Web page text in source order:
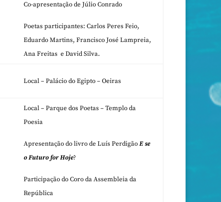
Co-apresentação de Júlio Conrado
Poetas participantes: Carlos Peres Feio,
Eduardo Martins, Francisco José Lampreia,
Ana Freitas e David Silva.
Local – Palácio do Egipto – Oeiras
Local – Parque dos Poetas – Templo da
Poesia
Apresentação do livro de Luís PerdigãoE se
o Futuro for Hoje?
Participação do Coro da Assembleia da
República